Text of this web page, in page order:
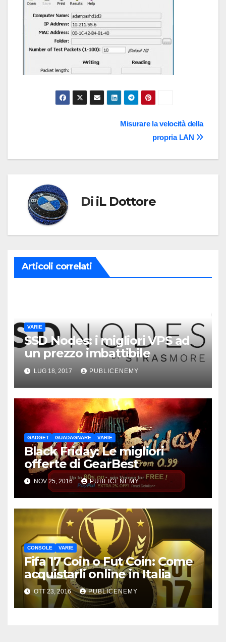
Misurare la velocità della
propria LAN
Di iL Dottore
Articoli correlati
VARIE
SSD Nodes: i migliori VPS ad
un prezzo imbattibile
LUG 18, 2017 PUBLICENEMY
GADGET GUADAGNARE VARIE
Black Friday: Le migliori
offerte di GearBest
NOV 25, 2016 PUBLICENEMY
CONSOLE VARIE
Fifa 17 Coin o Fut Coin: Come
acquistarli online in Italia
OTT 23, 2016 PUBLICENEMY